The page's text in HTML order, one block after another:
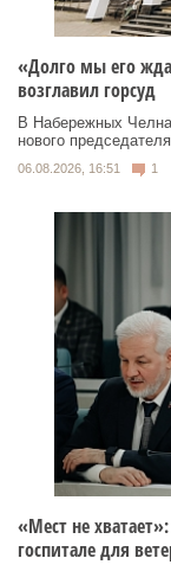
«Долго мы его
возглавил горсуд
В Набережных
нового
06.08.2026, 16:51 1
«Мест не
госпитале для